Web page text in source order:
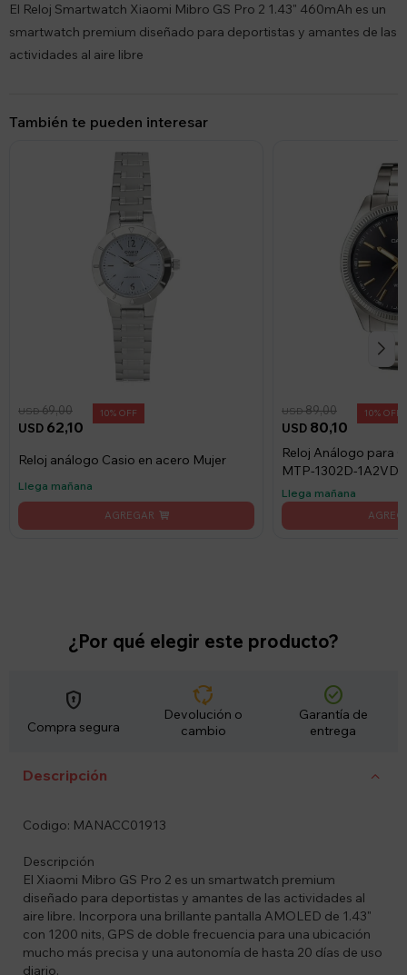
El Reloj Smartwatch Xiaomi Mibro GS Pro 2 1.43" 460mAh es un
smartwatch premium diseñado para deportistas y amantes de las
actividades al aire libre
También te pueden interesar
USD 62,10
USD69,00 10
Reloj análogo Casio en acero Mujer
Llega mañana
USD 80,10
USD89,00 10
Reloj Análogo para
MTP-1302D-
Llega mañana
¿Por qué elegir este producto?
encrypted
Compra segura
cycle
Devolución o
cambio
check_circle
Garantía de
entrega
Descripción
Codigo: MANACC01913
Descripción
El Xiaomi Mibro GS Pro 2 es un smartwatch premium
diseñado para deportistas y amantes de las actividades al
aire libre. Incorpora una brillante pantalla AMOLED de 1.43"
con 1200 nits, GPS de doble frecuencia para una ubicación
mucho más precisa y una autonomía de hasta 20 días de uso
diario.